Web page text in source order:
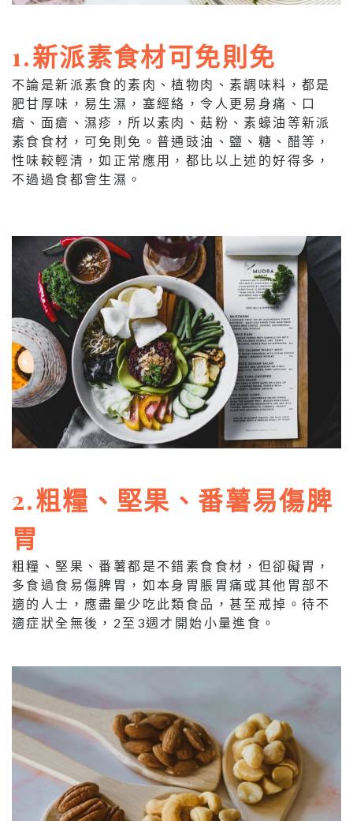
1.新派素食材可免則免
不論是新派素食的素肉、植物肉、素調味料，都是
肥甘厚味，易生濕，塞經絡，令人更易身痛、口
瘡、面瘡、濕疹，所以素肉、菇粉、素蠔油等新派
素食食材，可免則免。普通豉油、鹽、糖、醋等，
性味較輕清，如正常應用，都比以上述的好得多，
不過過食都會生濕。
2.粗糧、堅果、番薯易傷脾
胃
粗糧、堅果、番薯都是不錯素食食材，但卻礙胃，
多食過食易傷脾胃，如本身胃脹胃痛或其他胃部不
適的人士，應盡量少吃此類食品，甚至戒掉。待不
適症狀全無後，2至3週才開始小量進食。